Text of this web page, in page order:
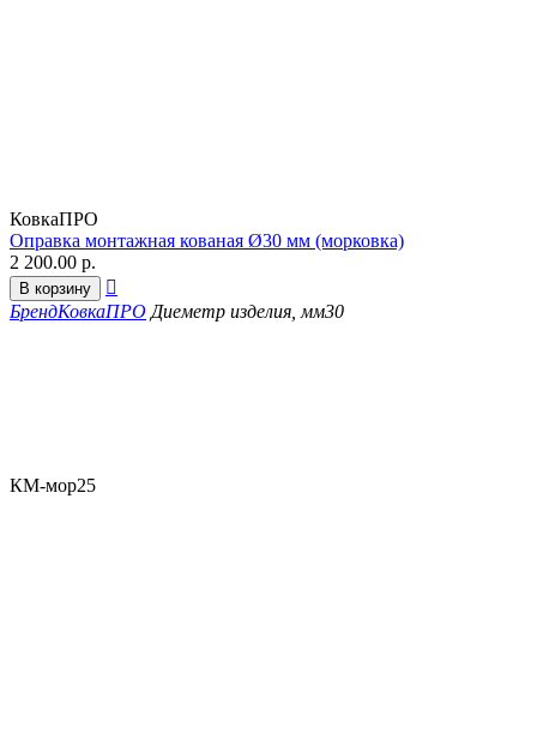
КовкаПРО
Оправка монтажная кованая Ø30 мм (морковка)
2 200.00 р.
В корзину

БрендКовкаПРО Диеметр изделия, мм30
КМ-мор25